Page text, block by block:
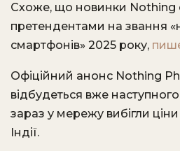
Схоже, що новинки Nothing
претендентами на звання
смартфонів» 2025 року,
Офіційний анонс Nothing
відбудеться вже
зараз у мережу вибігли
Індії.